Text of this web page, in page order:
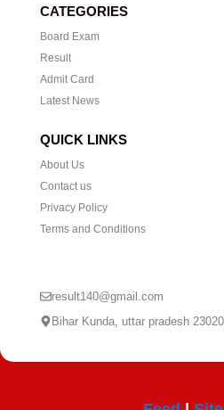
CATEGORIES
Board Exam
Result
Admit Card
Latest News
QUICK LINKS
About Us
Contact us
Privacy Policy
Terms and Conditions
result140@gmail.com
Bihar Kunda, uttar pradesh